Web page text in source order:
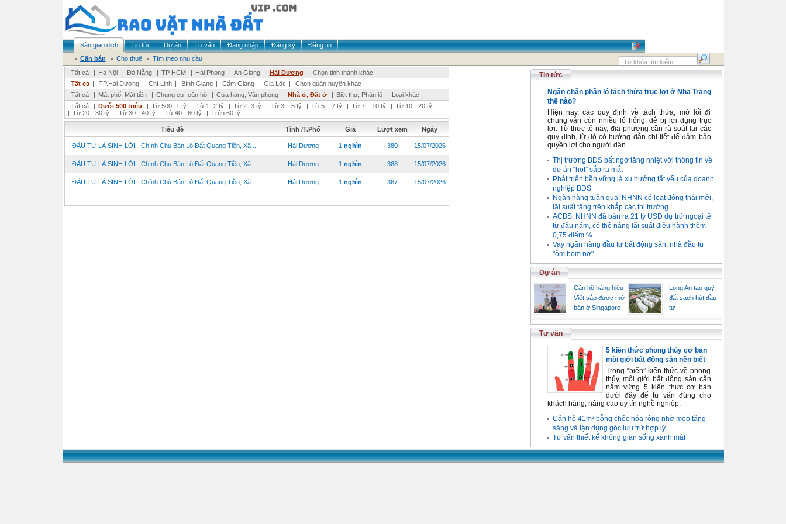
Sàn giao dịch Tin tức Dự án Tư vấn Đăng nhập Đăng ký
Đăng tin
Cần bán
Cho thuê
Tìm theo nhu cầu
Tất cả
| Hà Nội | Đà Nẵng | TP HCM | Hải Phòng | An Giang | Hải Dương | Chọn tỉnh thành khác
Tất cả | TP.Hải Dương | Chí Linh | Bình Giang | Cẩm Giàng | Gia Lộc |
Chọn quận huyện khác
Tất cả
| Mặt phố, Mặt tiền | Chung cư ,căn hộ | Cửa hàng, Văn phòng | Nhà ở, Đất ở | Biệt thự, Phân lô | Loại khác
Tất cả
| Dưới 500 triệu | Từ 500 -1 tỷ | Từ 1 -2 tỷ | Từ 2 -3 tỷ | Từ 3 – 5 tỷ | Từ 5 – 7 tỷ | Từ 7 – 10 tỷ | Từ 10 - 20 tỷ
| Từ 20 - 30 tỷ | Từ 30 - 40 tỷ | Từ 40 - 60 tỷ | Trên 60 tỷ
Tiêu đề Tỉnh /T.Phố Giá Lượt xem Ngày
ĐẦU TƯ LÀ SINH LỜI - Chính Chủ Bán Lô Đất Quang Tiền, Xã ... Hải Dương 1 nghìn 380 15/07/2026
ĐẦU TƯ LÀ SINH LỜI - Chính Chủ Bán Lô Đất Quang Tiền, Xã ... Hải Dương 1 nghìn 368 15/07/2026
ĐẦU TƯ LÀ SINH LỜI - Chính Chủ Bán Lô Đất Quang Tiền, Xã ... Hải Dương 1 nghìn 367 15/07/2026
Tin tức
Ngăn chặn phân lô tách thửa trục lợi ở Nha Trang
thế nào?
Hiện nay, các quy định về tách thửa, mở lối đi
chung vẫn còn nhiều lổ hổng, dễ bị lợi dụng trục
lợi. Từ thực tế này, địa phương cần rà soát lại các
quy định, từ đó có hướng dẫn chi tiết để đảm bảo
quyền lợi cho người dân.
Thị trường BĐS bất ngờ tăng nhiệt với thông tin về
dự án “hot” sắp ra mắt
Phát triển bền vững là xu hướng tất yếu của doanh
nghiệp BĐS
Ngân hàng tuần qua: NHNN có loạt động thái mới,
lãi suất tăng trên khắp các thị trường
ACBS: NHNN đã bán ra 21 tỷ USD dự trữ ngoại tệ
từ đầu năm, có thể nâng lãi suất điều hành thêm
0,75 điểm %
Vay ngân hàng đầu tư bất động sản, nhà đầu tư
"ôm bom nợ"
Dự án
Căn hộ hàng hiệu
Việt sắp được mở
bán ở Singapore
Long An tạo quỹ
đất sạch hút đầu
tư
Tư vấn
5 kiến thức phong thủy cơ bản
môi giới bất động sản nên biết
Trong “biển” kiến thức về phong
thủy, môi giới bất động sản cần
nắm vững 5 kiến thức cơ bản
dưới đây để tư vấn đúng cho
khách hàng, nâng cao uy tín nghề nghiệp.
Căn hộ 41m² bỗng chốc hóa rộng nhờ mẹo tăng
sáng và tận dụng góc lưu trữ hợp lý
Tư vấn thiết kế không gian sống xanh mát